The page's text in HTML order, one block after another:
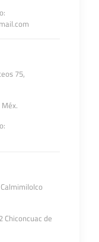
75,
Chiconcuac de